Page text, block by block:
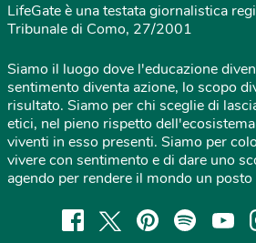
LifeGate è una testata giornalistica
Tribunale di Como, 27/2001
Siamo il luogo dove l'educazione
sentimento diventa azione, lo scopo
risultato. Siamo per chi sceglie di
etici, nel pieno rispetto
viventi in esso presenti. Siamo per
vivere con sentimento e di dare uno
agendo per rendere il mondo un